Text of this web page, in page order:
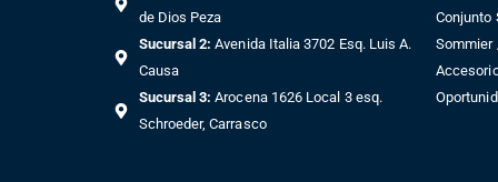
de Dios Peza
Sucursal 2: Avenida Italia 3702 Esq. Luis A.
Causa
Sucursal 3: Arocena 1626 Local 3 esq.
Schroeder, Carrasco
Conjunto
Sommier